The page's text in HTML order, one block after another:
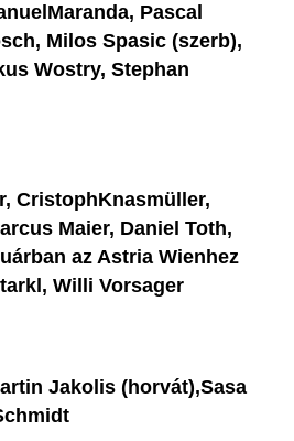
Pascal
Milos Spasic (szerb),
Wostry, Stephan
CristophKnasmüller,
Maier, Daniel Toth,
az Astria Wienhez
Willi Vorsager
Jakolis (horvát),Sasa